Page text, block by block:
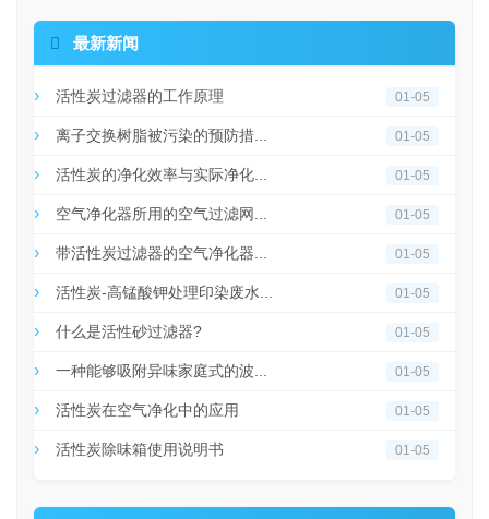
 最新新闻
活性炭过滤器的工作原理 01-05
离子交换树脂被污染的预防措... 01-05
活性炭的净化效率与实际净化... 01-05
空气净化器所用的空气过滤网... 01-05
带活性炭过滤器的空气净化器... 01-05
活性炭-高锰酸钾处理印染废水... 01-05
什么是活性砂过滤器? 01-05
一种能够吸附异味家庭式的波... 01-05
活性炭在空气净化中的应用 01-05
活性炭除味箱使用说明书 01-05